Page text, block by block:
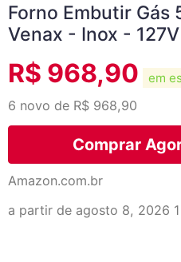
Forno Embutir Gás
Venax - Inox - 127V
R$ 968,90 em
6 novo de R$ 968,90
Comprar
Amazon.com.br
a partir de agosto 8, 2026